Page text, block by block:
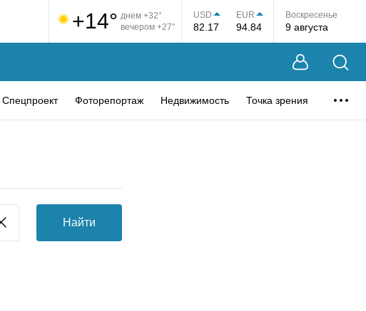
+14° днем +32°
вечером +27°
USD
82.17
EUR
94.84
Воскресенье
9 августа
Спецпроект Фоторепортаж Недвижимость Точка зрения
Найти